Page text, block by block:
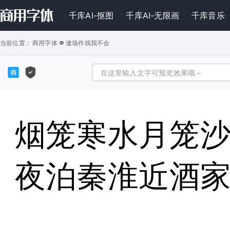
千库AI-抠图 千库AI-无限画 千库音乐
当前位置： 商用字体 逢场作戏我不会
烟笼寒水月笼
夜泊秦淮近酒